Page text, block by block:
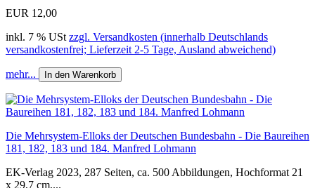
EUR 12,00
inkl. 7 % USt zzgl. Versandkosten (innerhalb Deutschlands
versandkostenfrei; Lieferzeit 2-5 Tage, Ausland abweichend)
mehr... In den Warenkorb
Die Mehrsystem-Elloks der Deutschen Bundesbahn - Die Baureihen
181, 182, 183 und 184. Manfred Lohmann
EK-Verlag 2023, 287 Seiten, ca. 500 Abbildungen, Hochformat 21
x 29,7 cm,...